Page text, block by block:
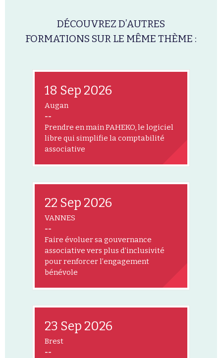
DÉCOUVREZ D’AUTRES
FORMATIONS SUR LE MÊME THÈME :
18 Sep 2026
Augan
--
Prendre en main PAHEKO, le logiciel
libre qui simplifie la comptabilité
associative
22 Sep 2026
VANNES
--
Faire évoluer sa gouvernance
associative vers plus d’inclusivité
pour renforcer l’engagement
bénévole
23 Sep 2026
Brest
--